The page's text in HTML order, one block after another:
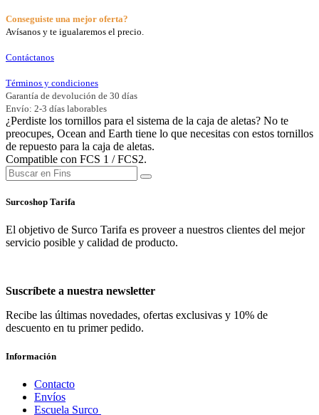
Conseguiste una mejor oferta?
Avísanos y te igualaremos el precio.
Contáctanos
Términos y condiciones
Garantía de devolución de 30 días
Envío: 2-3 días laborables
¿Perdiste los tornillos para el sistema de la caja de aletas? No te
preocupes, Ocean and Earth tiene lo que necesitas con estos tornillos
de repuesto para la caja de aletas.
Compatible con FCS 1 / FCS2.
Surcoshop Tarifa
El objetivo de Surco Tarifa es proveer a nuestros clientes del mejor
servicio posible y calidad de producto.
Suscríbete a nuestra newsletter
Recibe las últimas novedades, ofertas exclusivas y 10% de
descuento en tu primer pedido.
Información
Contacto
Envíos
Escuela Surco